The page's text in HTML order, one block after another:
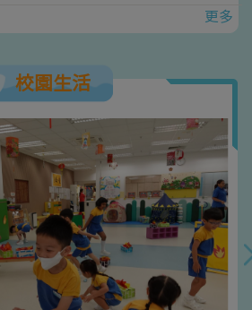
更多
校園生活